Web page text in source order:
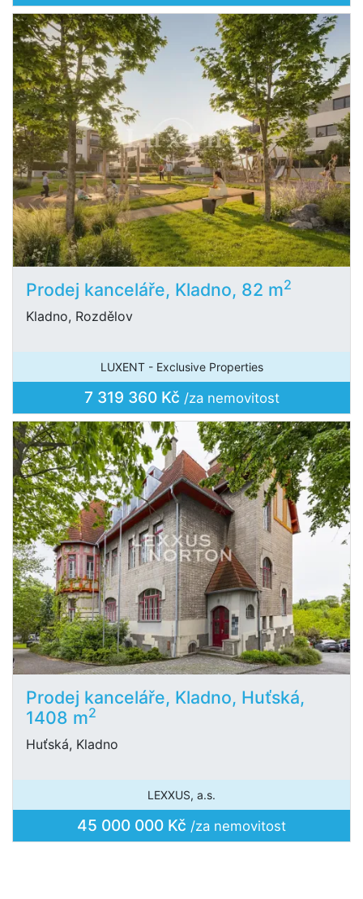
Prodej kanceláře, Kladno, 82 m2
Kladno, Rozdělov
LUXENT - Exclusive Properties
7 319 360 Kč /za nemovitost
Prodej kanceláře, Kladno, Huťská,
1408 m2
Huťská, Kladno
LEXXUS, a.s.
45 000 000 Kč /za nemovitost